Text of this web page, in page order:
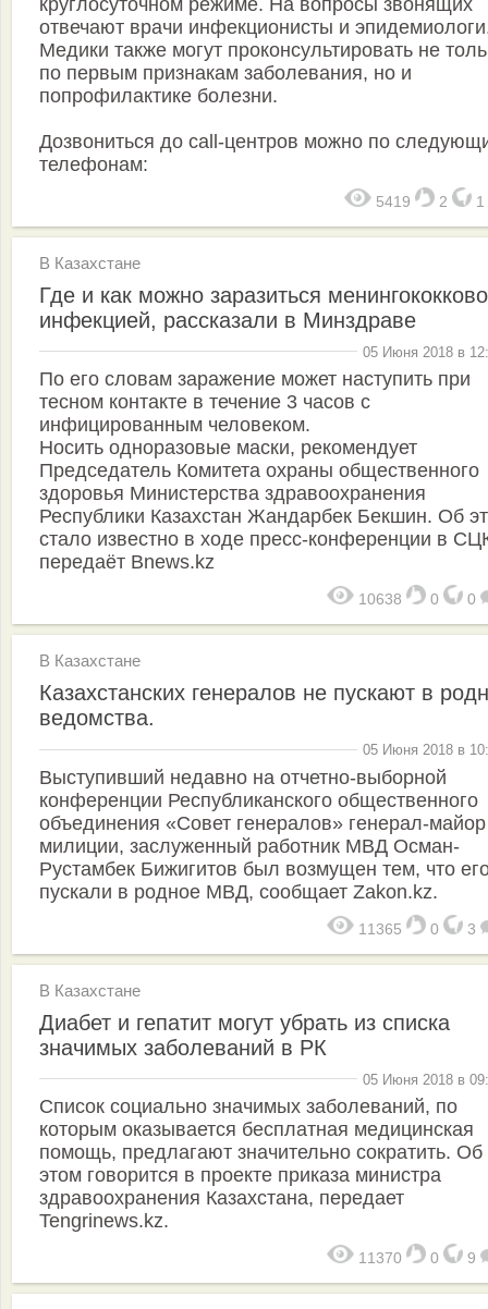
отвечают врачи инфекционисты и
Медики также могут проконсультировать не
по первым признакам заболевания, но и
попрофилактике болезни.
Дозвониться до сall-центров можно по
телефонам:
5419 2 1
В Казахстане
Где и как можно заразиться
инфекцией, рассказали в Минздраве
05 Июня 2018 в
По его словам заражение может наступить при
тесном контакте в течение 3 часов с
инфицированным человеком.
Носить одноразовые маски, рекомендует
Председатель Комитета охраны общественного
здоровья Министерства здравоохранения
Республики Казахстан Жандарбек Бекшин. Об
стало известно в ходе пресс-конференции в
передаёт Bnews.kz
10638 0 0
В Казахстане
Казахстанских генералов не пускают в
ведомства.
05 Июня 2018 в
Выступивший недавно на отчетно-выборной
конференции Республиканского общественного
объединения «Совет генералов» генерал-майор
милиции, заслуженный работник МВД Осман-
Рустамбек Бижигитов был возмущен тем, что
пускали в родное МВД, сообщает Zakon.kz.
11365 0 3
В Казахстане
Диабет и гепатит могут убрать из списка
значимых заболеваний в РК
05 Июня 2018 в
Список социально значимых заболеваний, по
которым оказывается бесплатная медицинская
помощь, предлагают значительно сократить. Об
этом говорится в проекте приказа министра
здравоохранения Казахстана, передает
Tengrinews.kz.
11370 0 9